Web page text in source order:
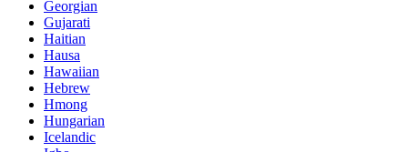
Georgian
Gujarati
Haitian
Hausa
Hawaiian
Hebrew
Hmong
Hungarian
Icelandic